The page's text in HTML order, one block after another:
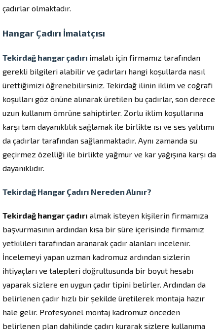
çadırlar olmaktadır.
Hangar Çadırı İmalatçısı
Tekirdağ hangar çadırı imalatı için firmamız tarafından
gerekli bilgileri alabilir ve çadırları hangi koşullarda nasıl
ürettiğimizi öğrenebilirsiniz. Tekirdağ ilinin iklim ve coğrafi
koşulları göz önüne alınarak üretilen bu çadırlar, son derece
uzun kullanım ömrüne sahiptirler. Zorlu iklim koşullarına
karşı tam dayanıklılık sağlamak ile birlikte ısı ve ses yalıtımı
da çadırlar tarafından sağlanmaktadır. Aynı zamanda su
geçirmez özelliği ile birlikte yağmur ve kar yağışına karşı da
dayanıklıdır.
Tekirdağ Hangar Çadırı Nereden Alınır?
Tekirdağ hangar çadırı almak isteyen kişilerin firmamıza
başvurmasının ardından kısa bir süre içerisinde firmamız
yetkilileri tarafından aranarak çadır alanları incelenir.
İncelemeyi yapan uzman kadromuz ardından sizlerin
ihtiyaçları ve talepleri doğrultusunda bir boyut hesabı
yaparak sizlere en uygun çadır tipini belirler. Ardından da
belirlenen çadır hızlı bir şekilde üretilerek montaja hazır
hale gelir. Profesyonel montaj kadromuz önceden
belirlenen plan dahilinde çadırı kurarak sizlere kullanıma